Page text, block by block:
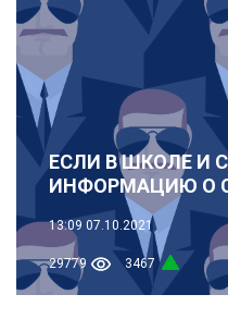
ЕСЛИ В ШКОЛЕ И
ИНФОРМАЦИЮ О
13:09 07.10.2021
29779 3467